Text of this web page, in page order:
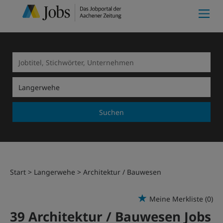
Suchen
Start Langerwehe Architektur / Bauwesen
Meine Merkliste (0)
39 Architektur / Bauwesen Jobs